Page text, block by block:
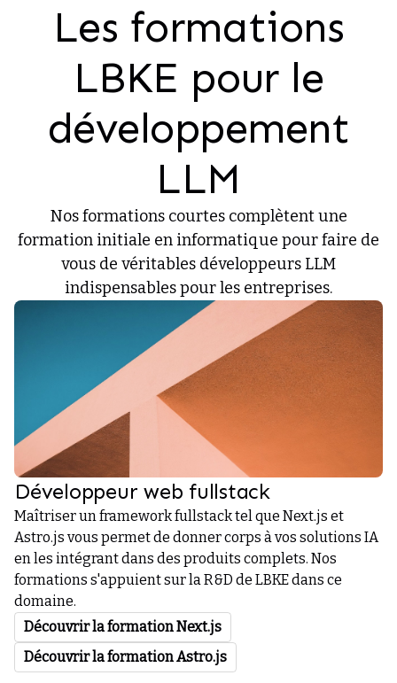
Les formations
LBKE pour le
développement
LLM
Nos formations courtes complètent une
formation initiale en informatique pour faire de
vous de véritables développeurs LLM
indispensables pour les entreprises.
Développeur web fullstack
Maîtriser un framework fullstack tel que Next.js et
Astro.js vous permet de donner corps à vos solutions IA
en les intégrant dans des produits complets. Nos
formations s'appuient sur la R&D de LBKE dans ce
domaine.
Découvrir la formation Next.js
Découvrir la formation Astro.js